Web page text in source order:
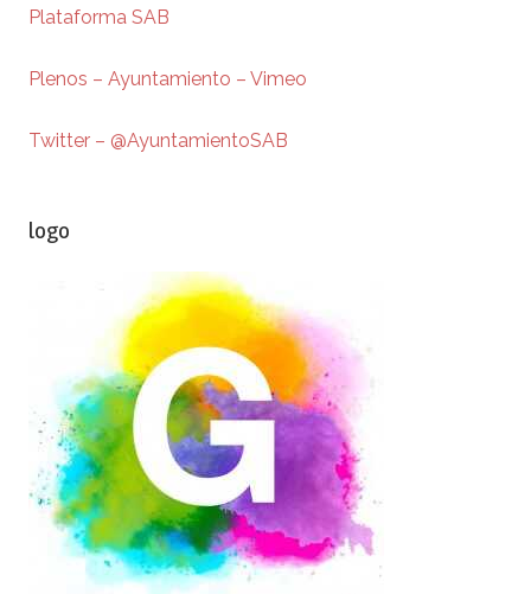
Plataforma SAB
Plenos – Ayuntamiento – Vimeo
Twitter – @AyuntamientoSAB
logo